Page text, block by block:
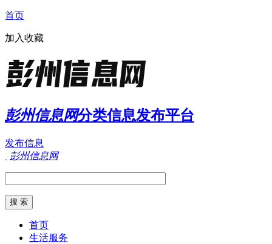
首页
加入收藏
彭州信息网分类信息发布平台
发布信息
彭州信息网
首页
生活服务